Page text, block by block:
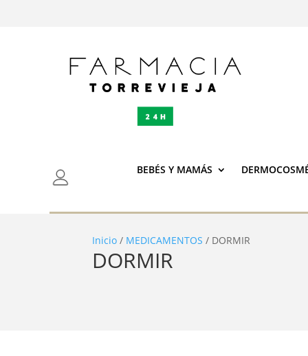
BEBÉS Y MAMÁS
Inicio / MEDICAMENTOS / DORMIR
DORMIR